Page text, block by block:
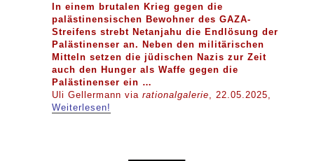
In einem brutalen Krieg gegen die
palästinensischen Bewohner des GAZA-
Streifens strebt Netanjahu die Endlösung der
Palästinenser an. Neben den militärischen
Mitteln setzen die jüdischen Nazis zur Zeit
auch den Hunger als Waffe gegen die
Palästinenser ein …
Uli Gellermann viarationalgalerie , 22.05.2025,
Weiterlesen!